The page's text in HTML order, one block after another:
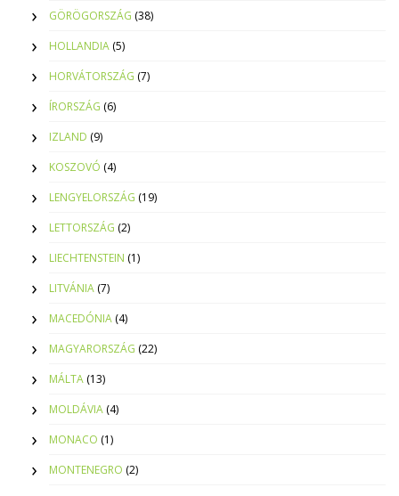
GÖRÖGORSZÁG (38)
HOLLANDIA (5)
HORVÁTORSZÁG (7)
ÍRORSZÁG (6)
IZLAND (9)
KOSZOVÓ (4)
LENGYELORSZÁG (19)
LETTORSZÁG (2)
LIECHTENSTEIN (1)
LITVÁNIA (7)
MACEDÓNIA (4)
MAGYARORSZÁG (22)
MÁLTA (13)
MOLDÁVIA (4)
MONACO (1)
MONTENEGRO (2)